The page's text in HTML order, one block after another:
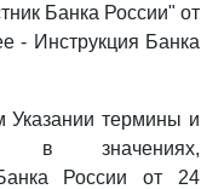
Банка России" от
- Инструкция Банка
Указании термины и
в значениях,
России от 24